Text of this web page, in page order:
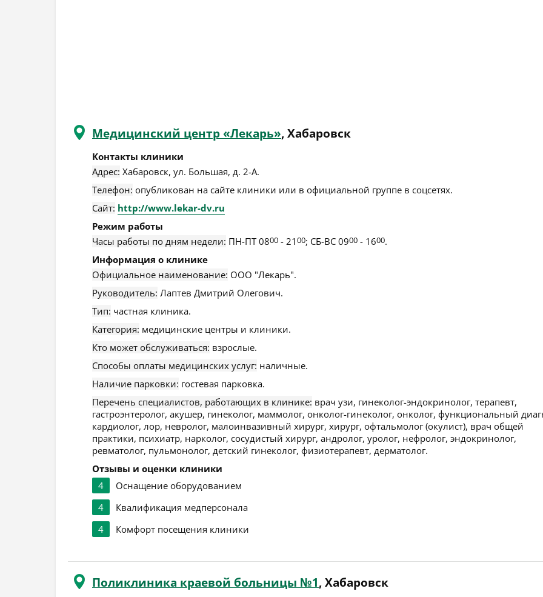
Медицинский центр «Лекарь», Хабаровск
Контакты клиники
Адрес: Хабаровск, ул. Большая, д. 2-А.
Телефон: опубликован на сайте клиники или в официальной группе в соцсетях.
Сайт: http://www.lekar-dv.ru
Режим работы
Часы работы по дням недели: ПН-ПТ 0800 - 2100; СБ-ВС 0900 - 1600.
Информация о клинике
Официальное наименование: ООО "Лекарь".
Руководитель: Лаптев Дмитрий Олегович.
Тип: частная клиника.
Категория: медицинские центры и клиники.
Кто может обслуживаться: взрослые.
Способы оплаты медицинских услуг: наличные.
Наличие парковки: гостевая парковка.
Перечень специалистов, работающих в клинике: врач узи, гинеколог-эндокринолог, терапевт,
гастроэнтеролог, акушер, гинеколог, маммолог, онколог-гинеколог, онколог, функциональный
кардиолог, лор, невролог, малоинвазивный хирург, хирург, офтальмолог (окулист), врач общей
практики, психиатр, нарколог, сосудистый хирург, андролог, уролог, нефролог, эндокринолог,
ревматолог, пульмонолог, детский гинеколог, физиотерапевт, дерматолог.
Отзывы и оценки клиники
4
Оснащение оборудованием
4
Квалификация медперсонала
4
Комфорт посещения клиники
Поликлиника краевой больницы №1, Хабаровск